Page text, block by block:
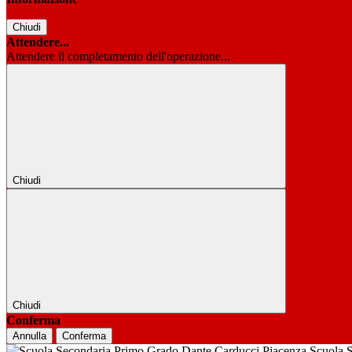
Chiudi
Attendere...
Attendere il completamento dell'operazione...
Chiudi
Chiudi
Conferma
Annulla Conferma